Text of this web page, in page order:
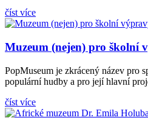
číst více
Muzeum (nejen) pro školní
PopMuseum je zkrácený název pro
populární hudby a pro její hlavní
číst více